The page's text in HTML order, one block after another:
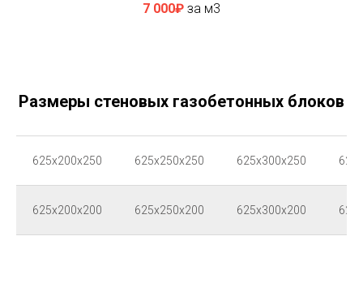
7 000₽ за м3
Размеры стеновых газобетонных блоков
625x200x250 625x250x250 625x300x250
625x200x200 625x250x200 625x300x200